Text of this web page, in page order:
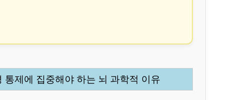
통제에 집중해야 하는 뇌 과학적 이유